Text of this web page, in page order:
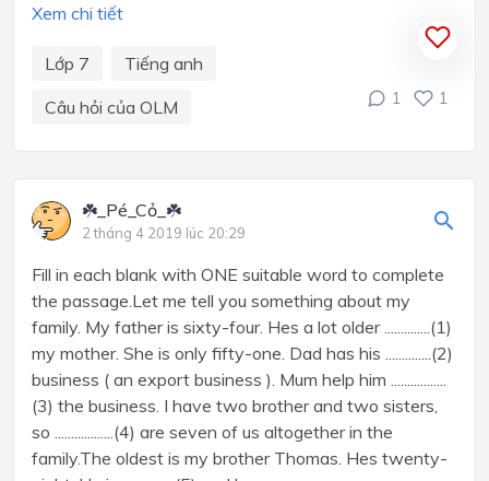
Xem chi tiết
Lớp 7
Tiếng anh
Câu hỏi của OLM
1 1
☘️_Pé_Cỏ_☘️
2 tháng 4 2019 lúc 20:29
Fill in each blank with ONE suitable word to complete
the passage.Let me tell you something about my
family. My father is sixty-four. Hes a lot older ..............(1)
my mother. She is only fifty-one. Dad has his ..............(2)
business ( an export business ). Mum help him .................
(3) the business. I have two brother and two sisters,
so ..................(4) are seven of us altogether in the
family.The oldest is my brother Thomas. Hes twenty-